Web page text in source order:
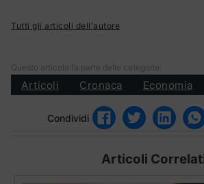
Tutti gli articoli dell'autore
Questo articolo fa parte delle categorie:
Articoli Cronaca Economia
Condividi
Articoli